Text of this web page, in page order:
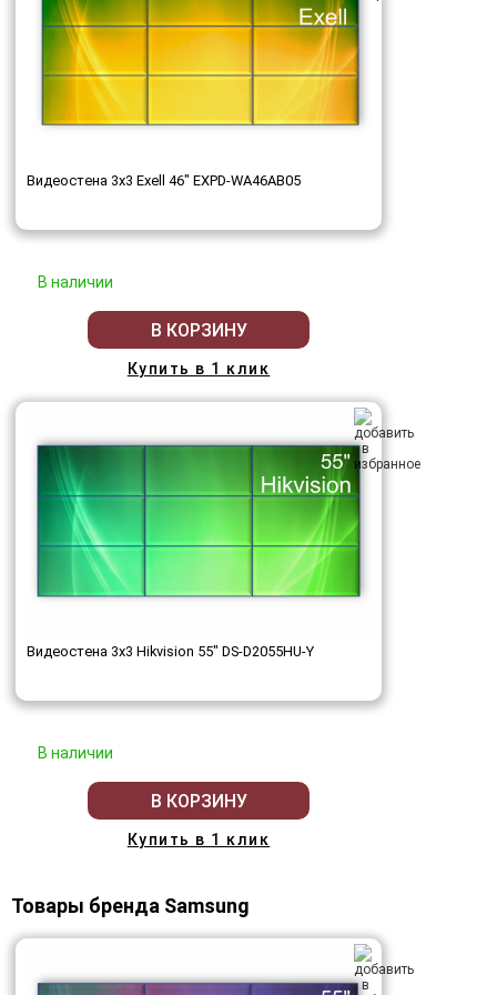
Видеостена 3x3 Exell 46" EXPD-WA46AB05
В наличии
В КОРЗИНУ
Купить в 1 клик
Видеостена 3x3 Hikvision 55" DS-D2055HU-Y
В наличии
В КОРЗИНУ
Купить в 1 клик
Товары бренда Samsung